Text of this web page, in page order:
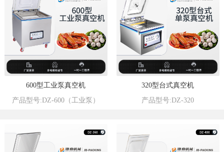
600型工业泵真空机
产品型号:DZ-600（工业泵）
320型台式真空机
产品型号:DZ-320